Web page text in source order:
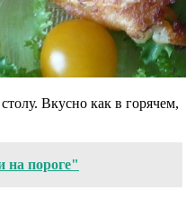
Вкусно как в горячем,
на пороге"